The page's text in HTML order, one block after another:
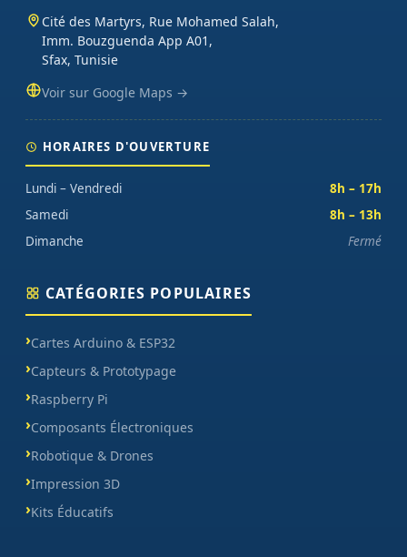
Cité des Martyrs, Rue Mohamed Salah,
Imm. Bouzguenda App A01,
Sfax, Tunisie
Voir sur Google Maps →
HORAIRES D'OUVERTURE
Lundi – Vendredi
8h – 17h
Samedi
8h – 13h
Dimanche
Fermé
CATÉGORIES POPULAIRES
Cartes Arduino & ESP32
Capteurs & Prototypage
Raspberry Pi
Composants Électroniques
Robotique & Drones
Impression 3D
Kits Éducatifs